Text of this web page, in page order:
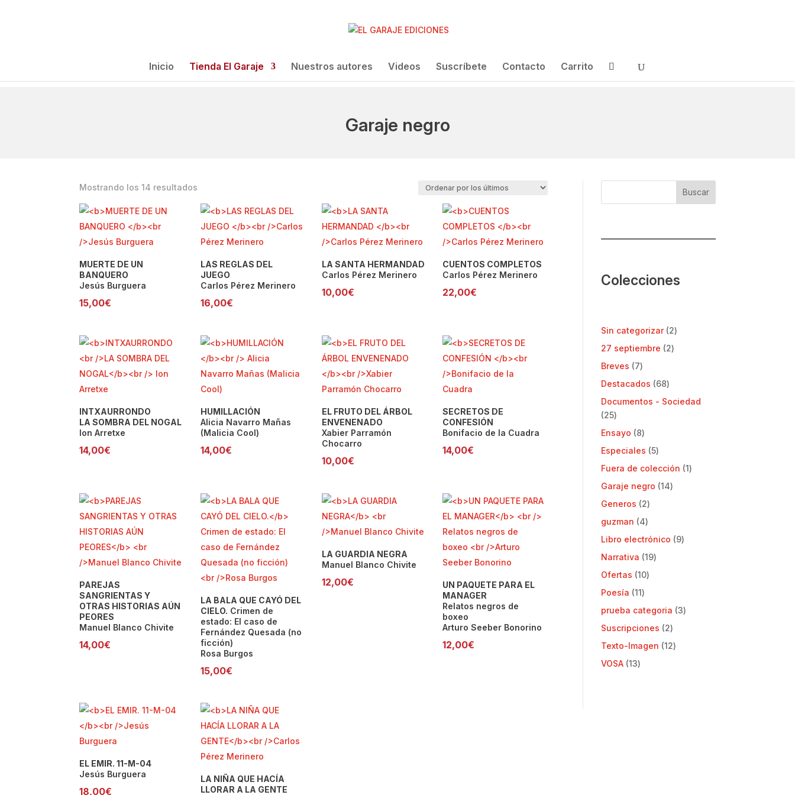
Inicio Tienda El Garaje Nuestros autores Videos Suscríbete Contacto Carrito
Garaje negro
Mostrando los 14 resultados
los
últimos
MUERTE DE UN
BANQUERO
Jesús Burguera
15,00€
LAS REGLAS DEL
JUEGO
Carlos Pérez Merinero
16,00€
LA SANTA HERMANDAD
Carlos Pérez Merinero
10,00€
CUENTOS COMPLETOS
Carlos Pérez Merinero
22,00€
INTXAURRONDO
LA SOMBRA DEL NOGAL
Ion Arretxe
14,00€
HUMILLACIÓN
Alicia Navarro Mañas
(Malicia Cool)
14,00€
EL FRUTO DEL ÁRBOL
ENVENENADO
Xabier Parramón
Chocarro
10,00€
SECRETOS DE
CONFESIÓN
Bonifacio de la Cuadra
14,00€
PAREJAS
SANGRIENTAS Y
OTRAS HISTORIAS AÚN
PEORES
Manuel Blanco Chivite
14,00€
LA BALA QUE CAYÓ DEL
CIELO. Crimen de
estado: El caso de
Fernández Quesada (no
ficción)
Rosa Burgos
15,00€
LA GUARDIA NEGRA
Manuel Blanco Chivite
12,00€
UN PAQUETE PARA EL
MANAGER
Relatos negros de
boxeo
Arturo Seeber Bonorino
12,00€
EL EMIR. 11-M-04
Jesús Burguera
18,00€
LA NIÑA QUE HACÍA
LLORAR A LA GENTE
Buscar
Colecciones
Sin categorizar 22
27 septiembre 22
Breves 77
productos
Destacados 6868
productos
Documentos - Sociedad
2525
productos
Ensayo 88
productos
Especiales 55
productos
Fuera de colección 11
Garaje negro 1414
Generos 22
productos
guzman 44
productos
Libro electrónico 99
Narrativa 1919
Ofertas 1010
Poesía 1111
productos
prueba categoria 33
Suscripciones 22
productos
Texto-Imagen 1212
VOSA 1313